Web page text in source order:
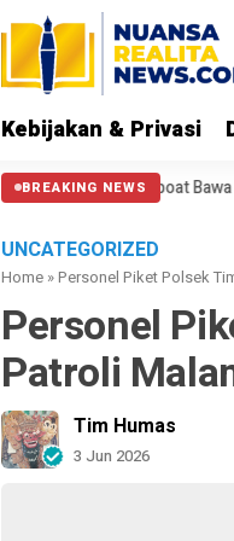
Kebijakan & Privasi
BREAKING NEWS
Speedboat Bawa 23 Migran
UNCATEGORIZED
Home »Personel Piket Polsek
Personel
Patroli
Tim Humas
3 Jun 2026